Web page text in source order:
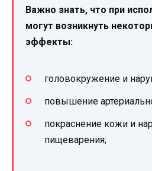
Важно знать, что при
могут возникнуть
эффекты:
головокружение и
повышение
покраснение кожи и
пищеварения;